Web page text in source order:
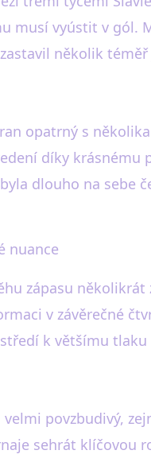
musí vyústit v gól.
několik
opatrný s
díky
dlouho na sebe
nuance
zápasu
v závěrečné
k většímu
povzbudivý,
sehrát klíčovou